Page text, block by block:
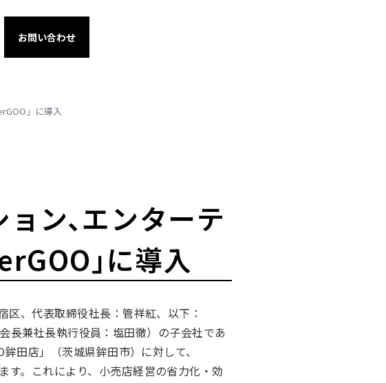
お問い合わせ
」に導入
ン、エンターテ
」に導入
、代表取締役社長：管祥紅、以下：
長兼社長執行役員：塩田徹）の子会社であ
田店」（茨城県鉾田市）に対して、
す。これにより、小売店経営の省力化・効